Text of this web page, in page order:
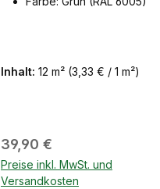
Inhalt: 12 m² (3,33 € / 1 m²)
Regulärer Preis:
39,90 €
Preise inkl. MwSt. und
Versandkosten